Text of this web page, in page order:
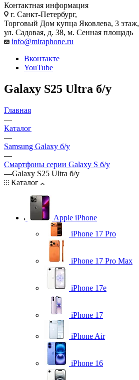
Контактная информация
г. Санкт-Петербург,
Торговый Дом купца Яковлева, 3 этаж,
ул. Садовая, д. 38, м. Сенная площадь
info@miraphone.ru
Вконтакте
YouTube
Galaxy S25 Ultra б/у
Главная
—
Каталог
—
Samsung Galaxy б/у
—
Смартфоны серии Galaxy S б/у
—Galaxy S25 Ultra б/у
Каталог
Apple iPhone
iPhone 17 Pro
iPhone 17 Pro Max
iPhone 17e
iPhone 17
iPhone Air
iPhone 16